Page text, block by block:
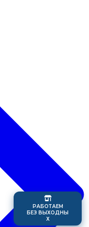
РАБОТАЕМ
БЕЗ ВЫХОДНЫ
Х